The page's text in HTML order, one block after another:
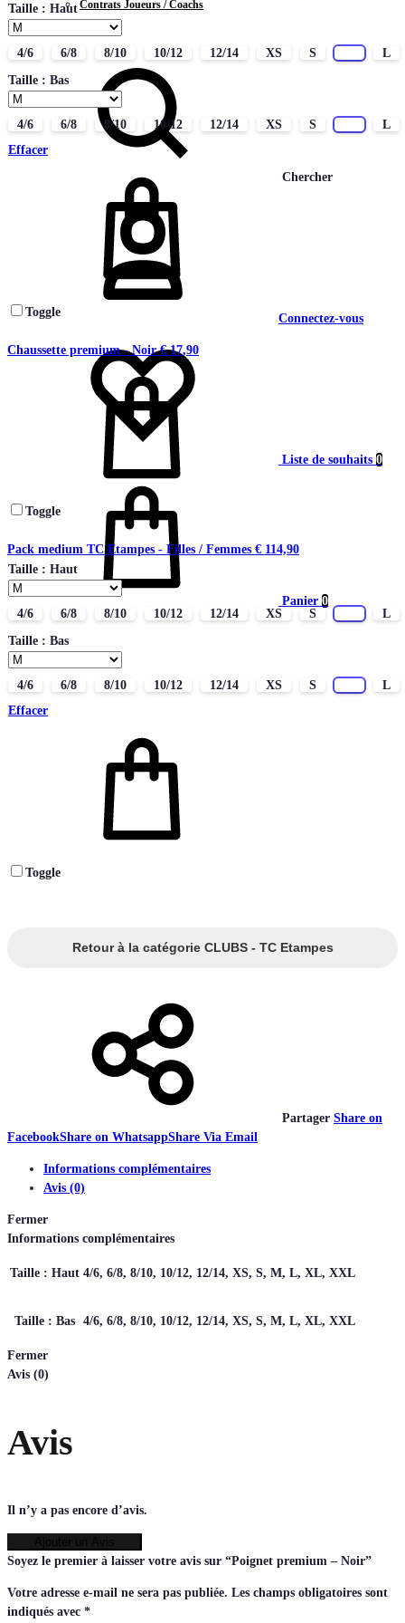
Contrats Joueurs / Coachs
CONTACT
Chercher
Connectez-vous
Liste de souhaits 0
Panier 0
Taille : Haut
4/6 6/8 8/10 10/12 12/14 XS S
L
Taille : Bas
4/6 6/8 8/10 10/12 12/14 XS S
L
Effacer
Toggle
Chaussette premium - Noir€17,90
Toggle
Pack medium TC Etampes - Filles / Femmes € 114,90
Taille : Haut
4/6 6/8 8/10 10/12 12/14 XS S
L
Taille : Bas
4/6 6/8 8/10 10/12 12/14 XS S
L
Effacer
Toggle
Retour à la catégorie CLUBS - TC Etampes
Partager Share on
FacebookShare on WhatsappShare Via Email
Informations complémentaires
Avis (0)
Fermer
Informations complémentaires
Taille : Haut 4/6, 6/8, 8/10, 10/12, 12/14, XS, S, M, L, XL, XXL
Taille : Bas 4/6, 6/8, 8/10, 10/12, 12/14, XS, S, M, L, XL, XXL
Fermer
Avis (0)
Avis
Il n’y a pas encore d’avis.
Soyez le premier à laisser votre avis sur “Poignet premium – Noir”
Votre adresse e-mail ne sera pas publiée. Les champs obligatoires sont
indiqués avec *